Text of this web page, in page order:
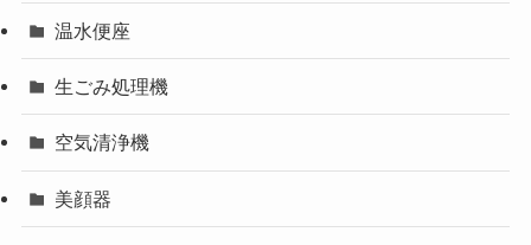
温水便座
生ごみ処理機
空気清浄機
美顔器